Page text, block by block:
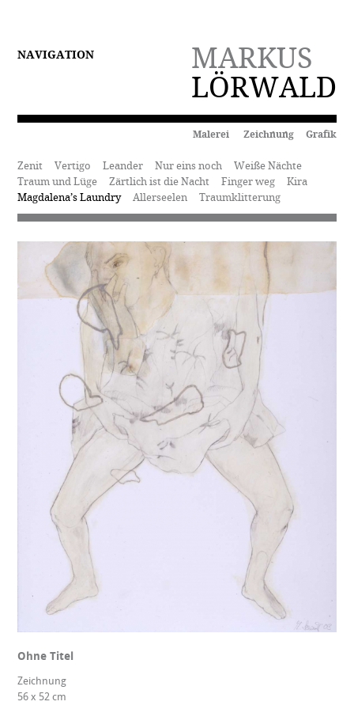
MARKUS
LÖRWALD
NAVIGATION
Malerei Zeichnung Grafik
Zenit Vertigo Leander Nur eins noch
Weiße Nächte
Traum und Lüge
Zärtlich ist die Nacht Finger weg
Kira
Magdalena’s Laundry
Allerseelen Traumklitterung
Ohne Titel
Zeichnung
56 x 52 cm